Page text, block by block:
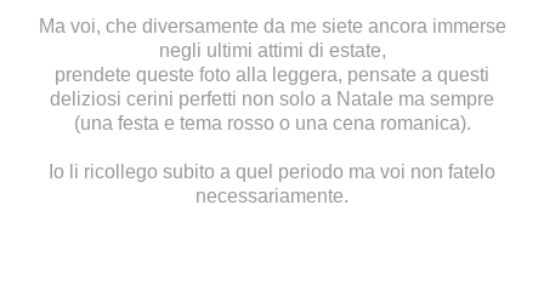
Ma voi, che diversamente da me siete ancora immerse
negli ultimi attimi di estate,
prendete queste foto alla leggera, pensate a questi
deliziosi cerini perfetti non solo a Natale ma sempre
(una festa e tema rosso o una cena romanica).
Io li ricollego subito a quel periodo ma voi non fatelo
necessariamente.